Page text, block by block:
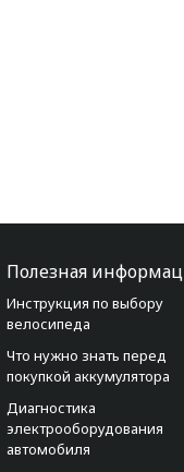
Полезная
Инструкция по выбору
велосипеда
Что нужно знать перед
покупкой аккумулятора
Диагностика
электрооборудования
автомобиля